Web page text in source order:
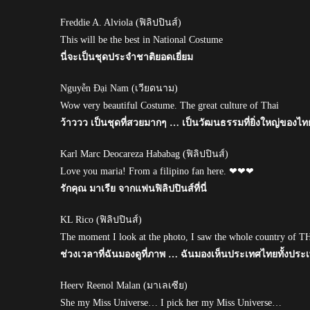
Freddie A. Alviola (ฟิลิปปินส์)
This will be the best in National Costume
นี่จะเป็นชุดประจำชาติยอดเยี่ยม
Nguyễn Đại Nam (เวียดนาม)
Wow very beautiful Costume. The great culture of Thai
ว้าววว เป็นชุดที่สวยมากๆ … เป็นวัฒนธรรมที่ยิ่งใหญ่ของไท
Karl Marc Deocareza Hababag (ฟิลิปปินส์)
Love you maria! From a filipino fan here. ❤❤❤
รักคุณ มาเรีย จากแฟนฟิลิปปินส์ที่นี่
KL Rico (ฟิลิปปินส์)
The moment I look at the photo, I saw the whole country of
ช่วงเวลาที่ฉันมองดูที่ภาพ … ฉันมองเห็นประเทศไทยทั้งประ
Heerv Reenol Malan (มาเลเซีย)
She my Miss Universe… I pick her my Miss Universe…